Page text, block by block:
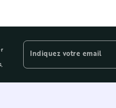
Indiquez votre email